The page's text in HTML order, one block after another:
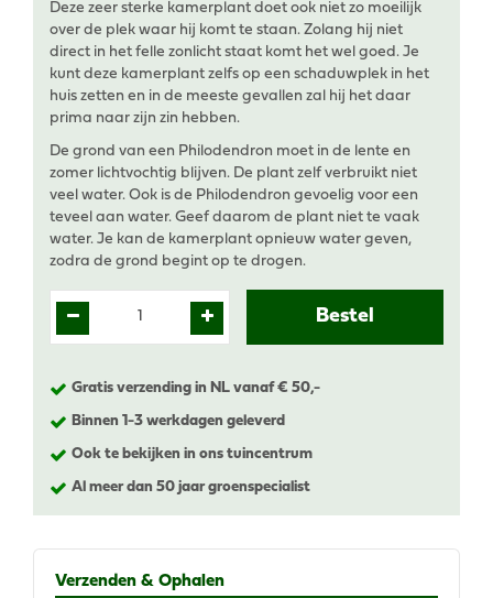
Deze zeer sterke kamerplant doet ook niet zo moeilijk
over de plek waar hij komt te staan. Zolang hij niet
direct in het felle zonlicht staat komt het wel goed. Je
kunt deze kamerplant zelfs op een schaduwplek in het
huis zetten en in de meeste gevallen zal hij het daar
prima naar zijn zin hebben.
De grond van een Philodendron moet in de lente en
zomer lichtvochtig blijven. De plant zelf verbruikt niet
veel water. Ook is de Philodendron gevoelig voor een
teveel aan water. Geef daarom de plant niet te vaak
water. Je kan de kamerplant opnieuw water geven,
zodra de grond begint op te drogen.
Gratis verzending in NL vanaf € 50,-
Binnen 1-3 werkdagen geleverd
Ook te bekijken in ons tuincentrum
Al meer dan 50 jaar groenspecialist
Verzenden & Ophalen